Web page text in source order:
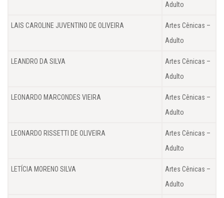
Adulto
LAIS CAROLINE JUVENTINO DE OLIVEIRA
Artes Cênicas –
Adulto
LEANDRO DA SILVA
Artes Cênicas –
Adulto
LEONARDO MARCONDES VIEIRA
Artes Cênicas –
Adulto
LEONARDO RISSETTI DE OLIVEIRA
Artes Cênicas –
Adulto
LETÍCIA MORENO SILVA
Artes Cênicas –
Adulto